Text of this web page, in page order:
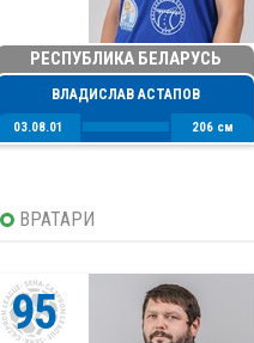
РЕСПУБЛИКА БЕЛАРУСЬ
ВЛАДИСЛАВ АСТАПОВ
03.08.01 206 см
ВРАТАРИ
95